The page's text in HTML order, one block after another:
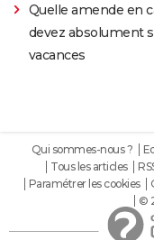
Quelle amende en
devez absolument
vacances
Qui sommes-nous ?
Tous les articles
Paramétrer les cookies
©